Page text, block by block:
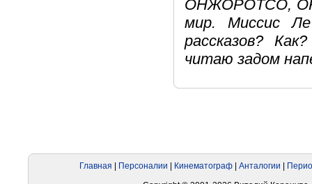
ОНЖОРОТСО,
мир. Миссис
рассказов?
читаю задом